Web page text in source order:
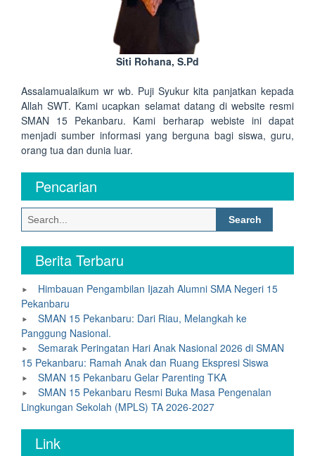
Siti Rohana, S.Pd
Assalamualaikum wr wb. Puji Syukur kita panjatkan kepada
Allah SWT. Kami ucapkan selamat datang di website resmi
SMAN 15 Pekanbaru. Kami berharap webiste ini dapat
menjadi sumber informasi yang berguna bagi siswa, guru,
orang tua dan dunia luar.
Pencarian
Search
for:
Berita Terbaru
Himbauan Pengambilan Ijazah Alumni SMA Negeri 15
Pekanbaru
SMAN 15 Pekanbaru: Dari Riau, Melangkah ke
Panggung Nasional.
Semarak Peringatan Hari Anak Nasional 2026 di SMAN
15 Pekanbaru: Ramah Anak dan Ruang Ekspresi Siswa
SMAN 15 Pekanbaru Gelar Parenting TKA
SMAN 15 Pekanbaru Resmi Buka Masa Pengenalan
Lingkungan Sekolah (MPLS) TA 2026-2027
Link